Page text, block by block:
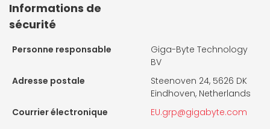
Informations de
sécurité
Personne responsable
Giga-Byte Technology
BV
Adresse postale
Steenoven 24, 5626 DK
Eindhoven, Netherlands
Courrier électronique
EU.grp@gigabyte.com